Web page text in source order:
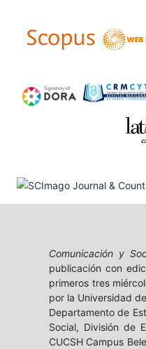
Comunicación y
publicación con
primeros tres
por la Universidad
Departamento de
Social, División de
CUCSH Campus